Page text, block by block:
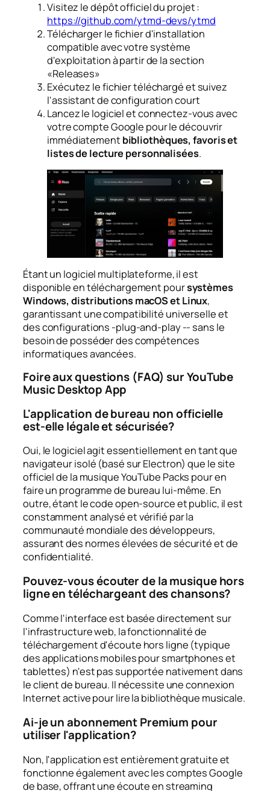
Visitez le dépôt officiel du projet :
https://github.com/ytmd-devs/ytmd
Télécharger le fichier d'installation
compatible avec votre système
d'exploitation à partir de la section
«Releases»
Exécutez le fichier téléchargé et suivez
l'assistant de configuration court
Lancez le logiciel et connectez-vous avec
votre compte Google pour le découvrir
immédiatement bibliothèques, favoris et
listes de lecture personnalisées.
Étant un logiciel multiplateforme, il est
disponible en téléchargement poursystèmes
Windows, distributions macOS et Linux,
garantissant une compatibilité universelle et
des configurations -plug-and-play -- sans le
besoin de posséder des compétences
informatiques avancées.
Foire aux questions (FAQ) sur YouTube
Music Desktop App
L'application de bureau non officielle
est-elle légale et sécurisée?
Oui, le logiciel agit essentiellement en tant que
navigateur isolé (basé sur Electron) que le site
officiel de la musique YouTube Packs pour en
faire un programme de bureau lui-même. En
outre, étant le code open-source et public, il est
constamment analysé et vérifié par la
communauté mondiale des développeurs,
assurant des normes élevées de sécurité et de
confidentialité.
Pouvez-vous écouter de la musique hors
ligne en téléchargeant des chansons?
Comme l'interface est basée directement sur
l'infrastructure web, la fonctionnalité de
téléchargement d'écoute hors ligne (typique
des applications mobiles pour smartphones et
tablettes) n'est pas supportée nativement dans
le client de bureau. Il nécessite une connexion
Internet active pour lire la bibliothèque musicale.
Ai-je un abonnement Premium pour
utiliser l'application?
Non, l'application est entièrement gratuite et
fonctionne également avec les comptes Google
de base, offrant une écoute en streaming